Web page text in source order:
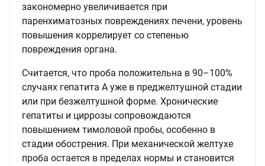
закономерно увеличивается при
паренхиматозных повреждениях печени, уровень
повышения коррелирует со степенью
повреждения органа.
Считается, что проба положительна в 90–100%
случаях гепатита А уже в преджелтушной стадии
или при безжелтушной форме. Хронические
гепатиты и циррозы сопровождаются
повышением тимоловой пробы, особенно в
стадии обострения. При механической желтухе
проба остается в пределах нормы и становится